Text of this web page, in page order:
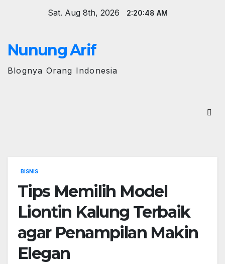
Sat. Aug 8th, 2026 2:20:49 AM
Nunung Arif
Blognya Orang Indonesia
BISNIS
Tips Memilih Model
Liontin Kalung Terbaik
agar Penampilan Makin
Elegan